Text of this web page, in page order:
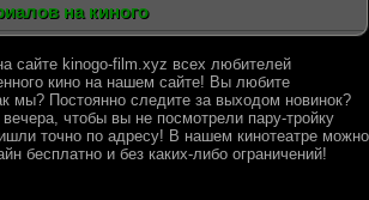
на киного
сайте kinogo-film.xyz всех любителей
кино на нашем сайте! Вы любите
мы? Постоянно следите за выходом новинок?
чтобы вы не посмотрели пару-тройку
точно по адресу! В нашем кинотеатре можно
бесплатно и без каких-либо ограничений!